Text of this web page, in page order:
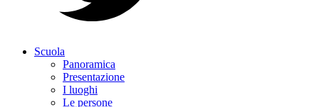
Scuola
Panoramica
Presentazione
I luoghi
Le persone